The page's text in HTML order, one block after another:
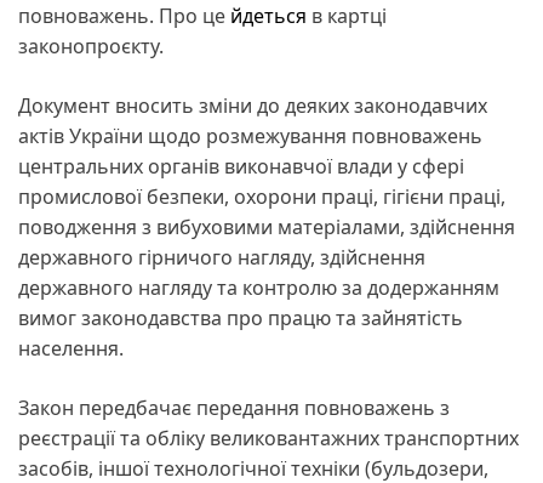
повноважень. Про це йдеться в картці
законопроєкту.
Документ вносить зміни до деяких законодавчих
актів України щодо розмежування повноважень
центральних органів виконавчої влади у сфері
промислової безпеки, охорони праці, гігієни праці,
поводження з вибуховими матеріалами, здійснення
державного гірничого нагляду, здійснення
державного нагляду та контролю за додержанням
вимог законодавства про працю та зайнятість
населення.
Закон передбачає передання повноважень з
реєстрації та обліку великовантажних транспортних
засобів, іншої технологічної техніки (бульдозери,